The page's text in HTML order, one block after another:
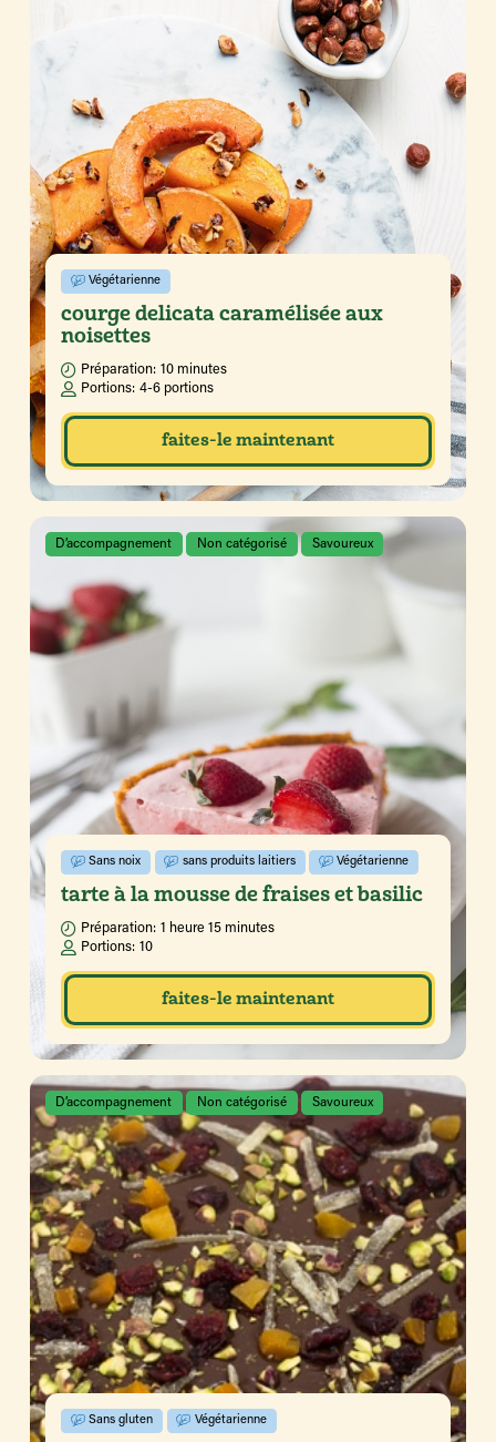
Végétarienne
courge delicata caramélisée aux
noisettes
Préparation: 10 minutes
Portions: 4-6 portions
faites-le maintenant
D’accompagnement Non catégorisé Savoureux
Sans noix sans produits laitiers Végétarienne
tarte à la mousse de fraises et basilic
Préparation: 1 heure 15 minutes
Portions:
10
faites-le maintenant
D’accompagnement Non catégorisé Savoureux
Sans gluten Végétarienne